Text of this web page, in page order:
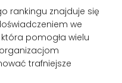
rankingu znajduje się
we
pomogła wielu
trafniejsze